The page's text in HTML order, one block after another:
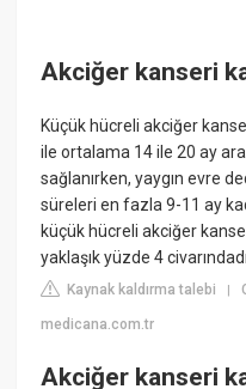
Akciğer kanseri
Küçük hücreli akciğer
ile ortalama 14 ile 20 ay
sağlanırken, yaygın evre
süreleri en fazla 9-11 ay
küçük hücreli akciğer
yaklaşık yüzde 4
Kaynak kaldırma talebi |
medicana.com.tr
Akciğer kanseri